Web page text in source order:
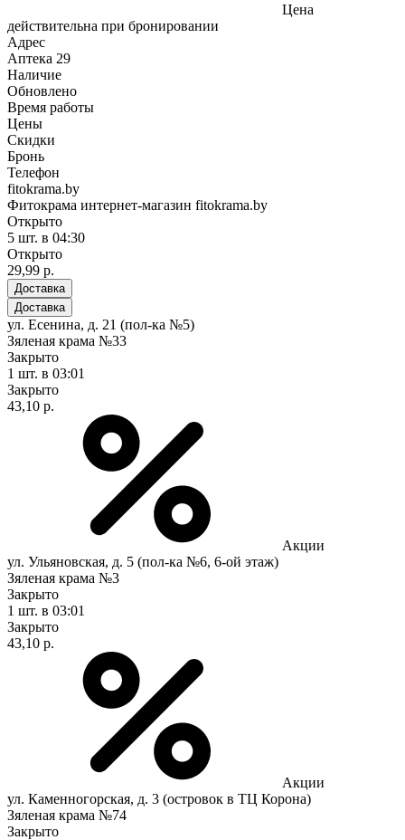
Цена
действительна при бронировании
Адрес
Аптека 29
Наличие
Обновлено
Время работы
Цены
Скидки
Бронь
Телефон
fitokrama.by
Фитокрама интернет-магазин fitokrama.by
Открыто
5 шт. в 04:30
Открыто
29,99 р.
Доставка
Доставка
ул. Есенина, д. 21 (пол-ка №5)
Зяленая крама №33
Закрыто
1 шт. в 03:01
Закрыто
43,10 р.
Акции
ул. Ульяновская, д. 5 (пол-ка №6, 6-ой этаж)
Зяленая крама №3
Закрыто
1 шт. в 03:01
Закрыто
43,10 р.
Акции
ул. Каменногорская, д. 3 (островок в ТЦ Корона)
Зяленая крама №74
Закрыто